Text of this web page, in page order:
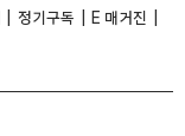
정기구독
E 매거진